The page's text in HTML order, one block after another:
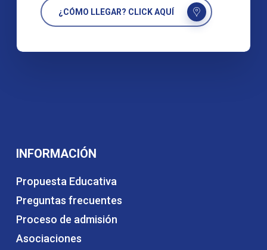
¿CÓMO LLEGAR? CLICK AQUÍ
INFORMACIÓN
Propuesta Educativa
Preguntas frecuentes
Proceso de admisión
Asociaciones